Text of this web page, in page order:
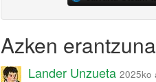
Azken
Lander Unzueta 2025ko